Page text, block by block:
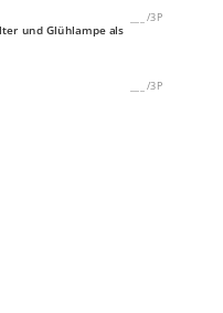
/3P
und Glühlampe als
/3P